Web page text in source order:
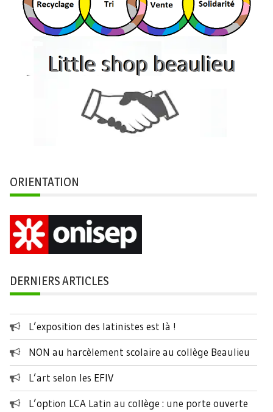
ORIENTATION
DERNIERS ARTICLES
L’exposition des latinistes est là !
NON au harcèlement scolaire au collège Beaulieu
L’art selon les EFIV
L’option LCA Latin au collège : une porte ouverte